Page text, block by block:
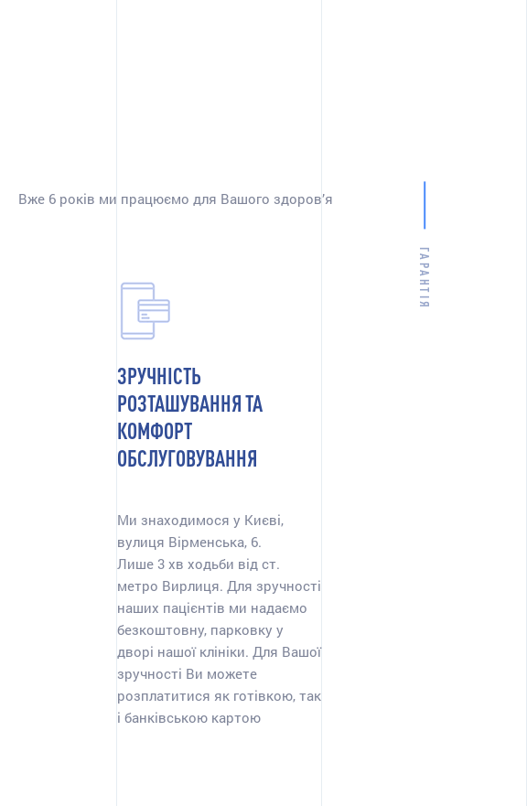
Вже 6 років ми працюємо для Вашого здоров’я
ГАРАНТІЯ
ЗРУЧНІСТЬ
РОЗТАШУВАННЯ ТА
КОМФОРТ
ОБСЛУГОВУВАННЯ
Ми знаходимося у Києві,
вулиця Вірменська, 6.
Лише 3 хв ходьби від ст.
метро Вирлиця. Для зручності
наших пацієнтів ми надаємо
безкоштовну, парковку у
дворі нашої клініки. Для Вашої
зручності Ви можете
розплатитися як готівкою, так
і банківською картою